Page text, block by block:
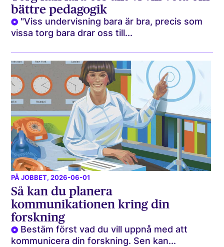
bättre pedagogik
"Viss undervisning bara är bra, precis som
vissa torg bara drar oss till...
PÅ JOBBET, 2026-06-01
Så kan du planera
kommunikationen kring din
forskning
Bestäm först vad du vill uppnå med att
kommunicera din forskning. Sen kan...